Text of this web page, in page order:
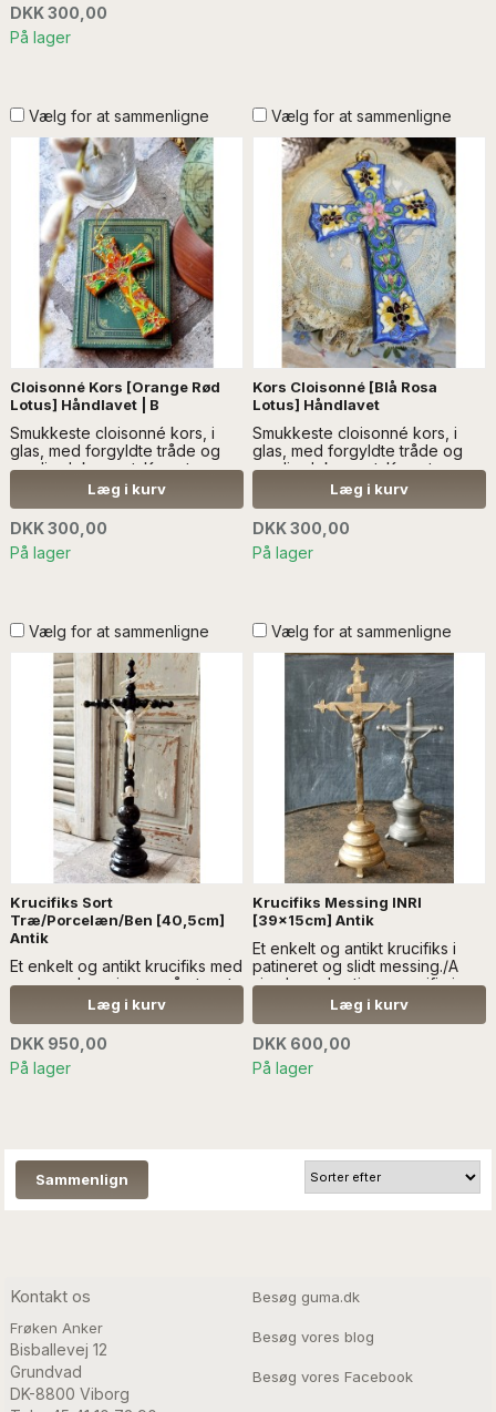
DKK 300,00
På lager
Vælg for at sammenligne
Cloisonné Kors [Orange Rød
Lotus] Håndlavet | B
Smukkeste cloisonné kors, i
glas, med forgyldte tråde og
emalje dekoreret. Korset er
dobbelt-siddet...Læs mere
SÆLGES UDEN ANDEN REGI
Læg i kurv
DKK 300,00
På lager
Vælg for at sammenligne
Kors Cloisonné [Blå Rosa
Lotus] Håndlavet
Smukkeste cloisonné kors, i
glas, med forgyldte tråde og
emalje dekoreret. Korset er
dobbelt-siddet...Læs mere
SÆLGES UDEN ANDEN REGI
Læg i kurv
DKK 300,00
På lager
Vælg for at sammenligne
Krucifiks Sort
Træ/Porcelæn/Ben [40,5cm]
Antik
Et enkelt og antikt krucifiks med
en porcelæns jesus, på et sort
træ kors, med ben ender..Læs
mere SÆLGES UDEN ANDEN
DEKORATION
Læg i kurv
DKK 950,00
På lager
Vælg for at sammenligne
Krucifiks Messing INRI
[39x15cm] Antik
Et enkelt og antikt krucifiks i
patineret og slidt messing./A
simple and antique crucifix in
patinated and worn brass
Læg i kurv
DKK 600,00
På lager
Kontakt os
Frøken Anker
Bisballevej 12
Grundvad
DK-8800 Viborg
Besøg guma.dk
Besøg vores blog
Besøg vores Facebook